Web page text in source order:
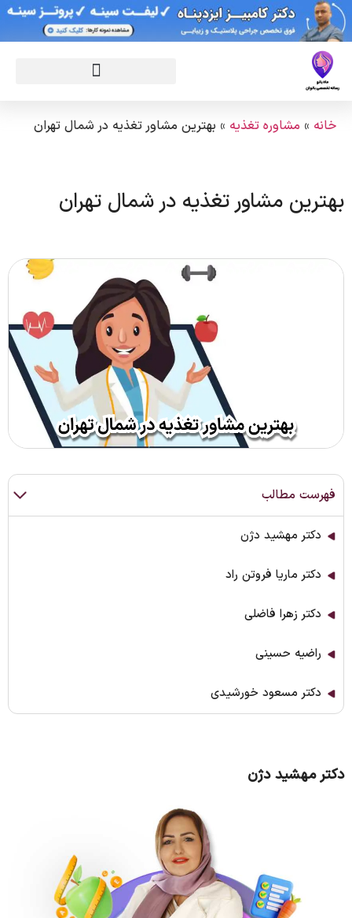
خانه » مشاوره تغذیه » بهترین مشاور تغذیه در شمال تهران
بهترین مشاور تغذیه در شمال تهران
فهرست مطالب
دکتر مهشید دژن
دکتر ماریا فروتن راد
دکتر زهرا فاضلی
راضیه حسینی
دکتر مسعود خورشیدی
دکتر مهشید دژن